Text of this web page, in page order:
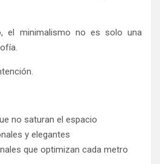
el minimalismo no es solo una
no saturan el espacio
y elegantes
que optimizan cada metro